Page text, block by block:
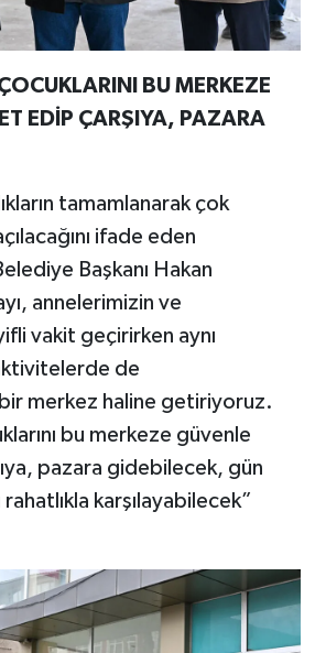
BU MERKEZE
EDİP ÇARŞIYA, PAZARA
tamamlanarak çok
ifade eden
Başkanı Hakan
annelerimizin ve
vakit geçirirken aynı
de
merkez haline getiriyoruz.
bu merkeze güvenle
pazara gidebilecek, gün
karşılayabilecek”